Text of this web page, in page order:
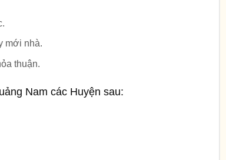
mới nhà.
thuận.
Nam các Huyện sau: